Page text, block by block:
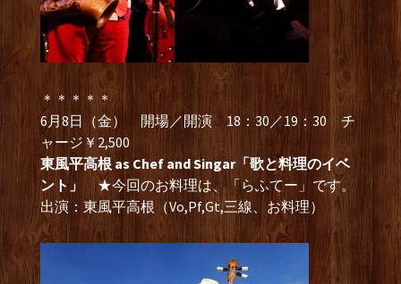
＊＊＊＊＊
6月8日（金） 開場／開演 18：30／19：30 チ
ャージ￥2,500
東風平高根 as Chef and Singar「歌と料理のイベ
ント」 ★今回のお料理は、「らふてー」です。
出演：東風平高根（Vo,Pf,Gt,三線、お料理）